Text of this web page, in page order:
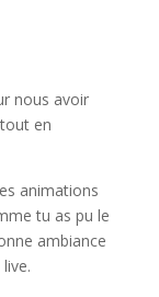
nous avoir
en
animations
tu as pu le
ambiance